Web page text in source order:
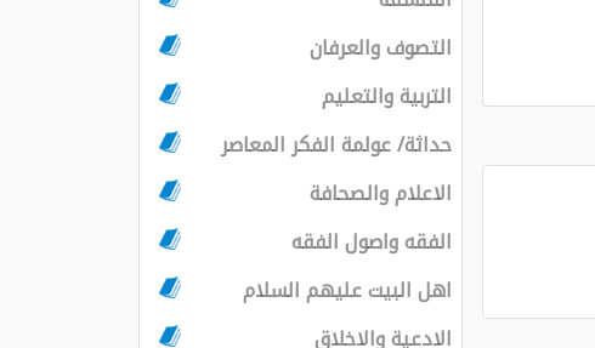
التصوف والعرفان
التربية والتعليم
حداثة/ عولمة الفكر المعاصر
الاعلام والصحافة
الفقه واصول الفقه
اهل البيت عليهم السلام
الادعية والاخلاق